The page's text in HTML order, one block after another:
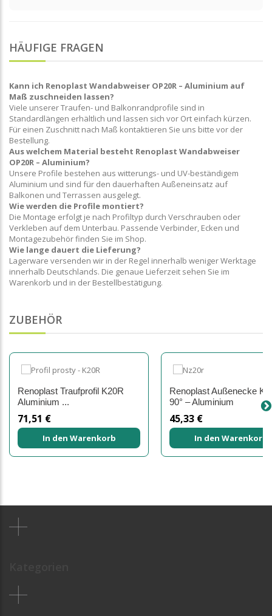
HÄUFIGE FRAGEN
Kann ich Renoplast Wandabweiser OP20R – Aluminium auf
Maß zuschneiden lassen?
Viele unserer Traufen- und Balkonrandprofile sind in
Standardlängen erhältlich und lassen sich vor Ort einfach kürzen.
Für einen Zuschnitt nach Maß kontaktieren Sie uns bitte vor der
Bestellung.
Aus welchem Material besteht Renoplast Wandabweiser
OP20R – Aluminium?
Unsere Profile bestehen aus witterungs- und UV-beständigem
Aluminium und sind für den dauerhaften Außeneinsatz auf
Balkonen und Terrassen ausgelegt.
Wie werden die Profile montiert?
Die Montage erfolgt je nach Profiltyp durch Verschrauben oder
Verkleben auf dem Unterbau. Passende Verbinder, Ecken und
Montagezubehör finden Sie im Shop.
Wie lange dauert die Lieferung?
Lagerware versenden wir in der Regel innerhalb weniger Werktage
innerhalb Deutschlands. Die genaue Lieferzeit sehen Sie im
Warenkorb und in der Bestellbestätigung.
ZUBEHÖR
Renoplast Traufprofil K20R
Aluminium ...
71,51 €
In den Warenkorb
Renoplast Außenecke
90° – Aluminium
45,33 €
In den Warenkorb